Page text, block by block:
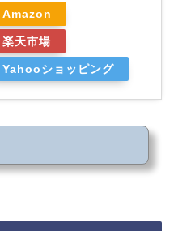
Amazon
楽天市場
Yahooショッピング